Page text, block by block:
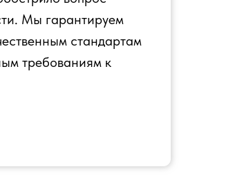
Мы гарантируем
стандартам
требованиям к